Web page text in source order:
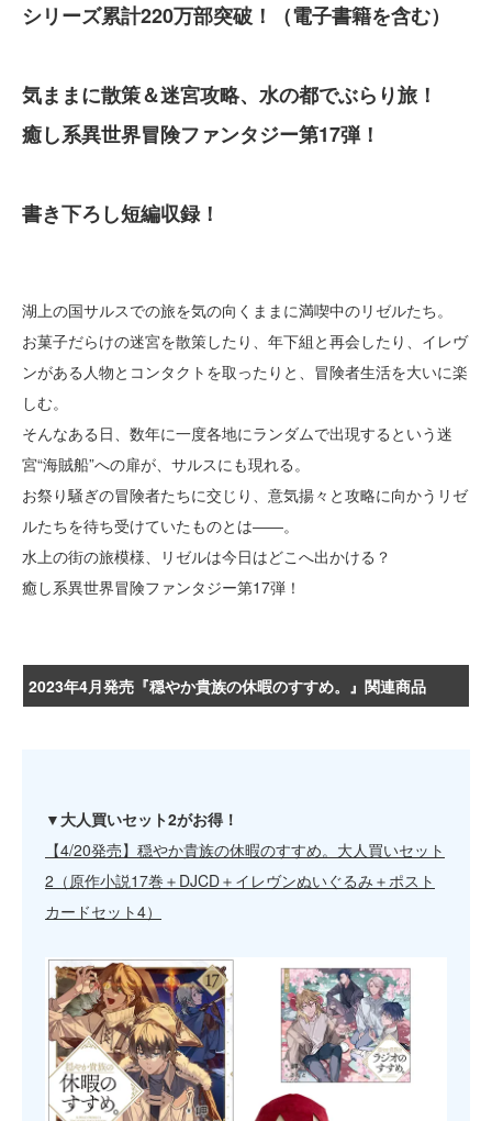
シリーズ累計220万部突破！（電子書籍を含む）
気ままに散策＆迷宮攻略、水の都でぶらり旅！
癒し系異世界冒険ファンタジー第17弾！
書き下ろし短編収録！
湖上の国サルスでの旅を気の向くままに満喫中のリゼルたち。
お菓子だらけの迷宮を散策したり、年下組と再会したり、イレヴ
ンがある人物とコンタクトを取ったりと、冒険者生活を大いに楽
しむ。
そんなある日、数年に一度各地にランダムで出現するという迷
宮“海賊船”への扉が、サルスにも現れる。
お祭り騒ぎの冒険者たちに交じり、意気揚々と攻略に向かうリゼ
ルたちを待ち受けていたものとは――。
水上の街の旅模様、リゼルは今日はどこへ出かける？
癒し系異世界冒険ファンタジー第17弾！
2023年4月発売『穏やか貴族の休暇のすすめ。』関連商品
▼大人買いセット2がお得！
【4/20発売】穏やか貴族の休暇のすすめ。大人買いセット
2（原作小説17巻＋DJCD＋イレヴンぬいぐるみ＋ポスト
カードセット4）